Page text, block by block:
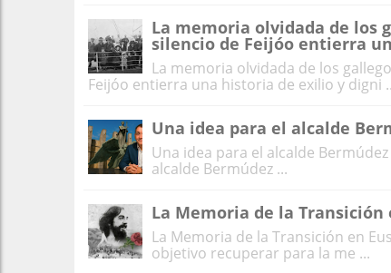
La memoria olvidada de los
silencio de Feijóo entierra
La memoria olvidada de los
Feijóo entierra una historia de exilio y digni
Una idea para el alcalde
Una idea para el alcalde
alcalde Bermúdez ...
La Memoria de la
La Memoria de la Transición en
objetivo recuperar para la me ...